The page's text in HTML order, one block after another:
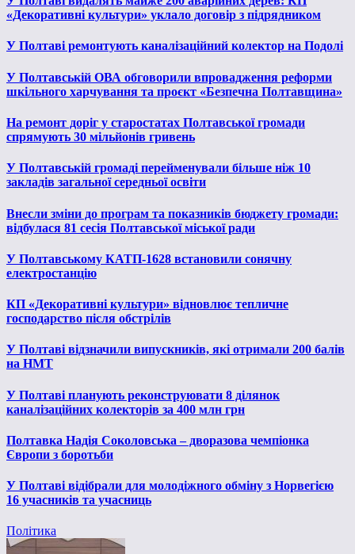
«Декоративні культури» уклало договір з підрядником
У Полтаві ремонтують каналізаційний колектор на Подолі
У Полтавській ОВА обговорили впровадження реформи
шкільного харчування та проєкт «Безпечна Полтавщина»
На ремонт доріг у старостатах Полтавської громади
спрямують 30 мільйонів гривень
У Полтавській громаді перейменували більше ніж 10
закладів загальної середньої освіти
Внесли зміни до програм та показників бюджету громади:
відбулася 81 сесія Полтавської міської ради
У Полтавському КАТП-1628 встановили сонячну
електростанцію
КП «Декоративні культури» відновлює тепличне
господарство після обстрілів
У Полтаві відзначили випускників, які отримали 200 балів
на НМТ
У Полтаві планують реконструювати 8 ділянок
каналізаційних колекторів за 400 млн грн
Полтавка Надія Соколовська – дворазова чемпіонка
Європи з боротьби
У Полтаві відібрали для молодіжного обміну з Норвегією
16 учасників та учасниць
Політика